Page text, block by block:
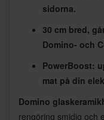
sidorna.
30 cm bred,
Domino- och
PowerBoost:
mat på din
Domino
rengöring smidig och